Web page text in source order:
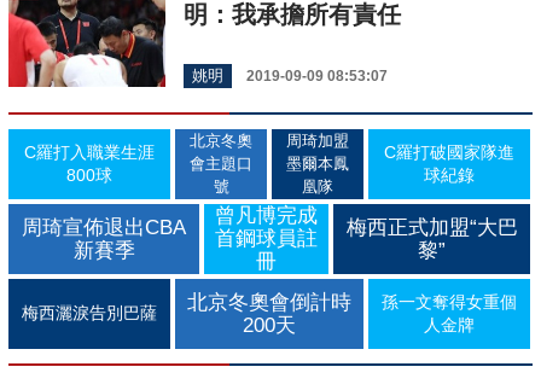
明：我承擔所有責任
姚明 2019-09-09 08:53:07
C羅打入職業生涯
800球
北京冬奧
會主題口
號
周琦加盟
墨爾本鳳
凰隊
C羅打破國家隊進
球紀錄
周琦宣佈退出CBA
新賽季
曾凡博完成
首鋼球員註
冊
梅西正式加盟“大巴
黎”
梅西灑淚告別巴薩
北京冬奧會倒計時
200天
孫一文奪得女重個
人金牌